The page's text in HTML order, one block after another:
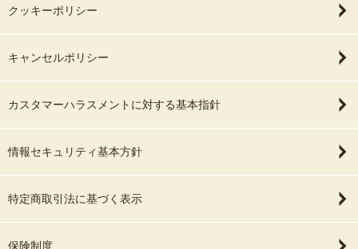
クッキーポリシー
キャンセルポリシー
カスタマーハラスメントに対する基本指針
情報セキュリティ基本方針
特定商取引法に基づく表示
保険制度